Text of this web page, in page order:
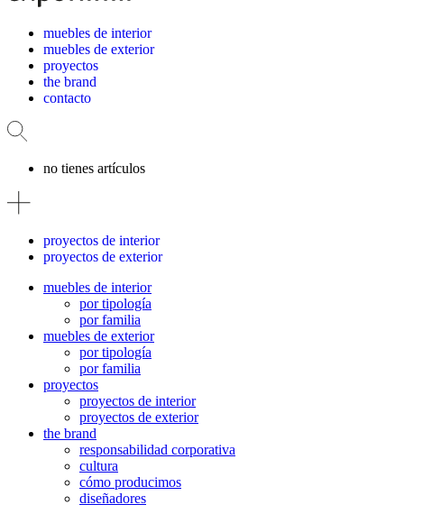
muebles de interior
muebles de exterior
proyectos
the brand
contacto
no tienes artículos
proyectos de interior
proyectos de exterior
muebles de interior
por tipología
por familia
muebles de exterior
por tipología
por familia
proyectos
proyectos de interior
proyectos de exterior
the brand
responsabilidad corporativa
cultura
cómo producimos
diseñadores